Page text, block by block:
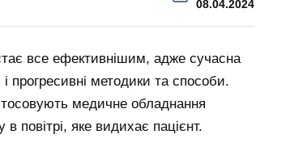
08.04.2024
все ефективнішим, адже сучасна
прогресивні методики та способи.
медичне обладнання
повітрі, яке видихає пацієнт.